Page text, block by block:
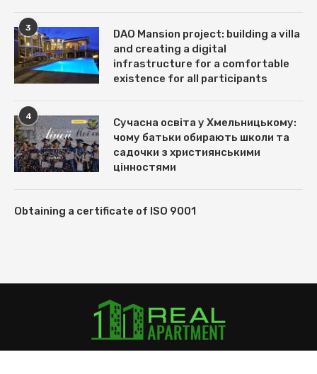
3
DAO Mansion project: building a villa
and creating a digital
infrastructure for a comfortable
existence for all participants
4
Сучасна освіта у Хмельницькому:
чому батьки обирають школи та
садочки з християнськими
цінностями
Obtaining a certificate of ISO 9001